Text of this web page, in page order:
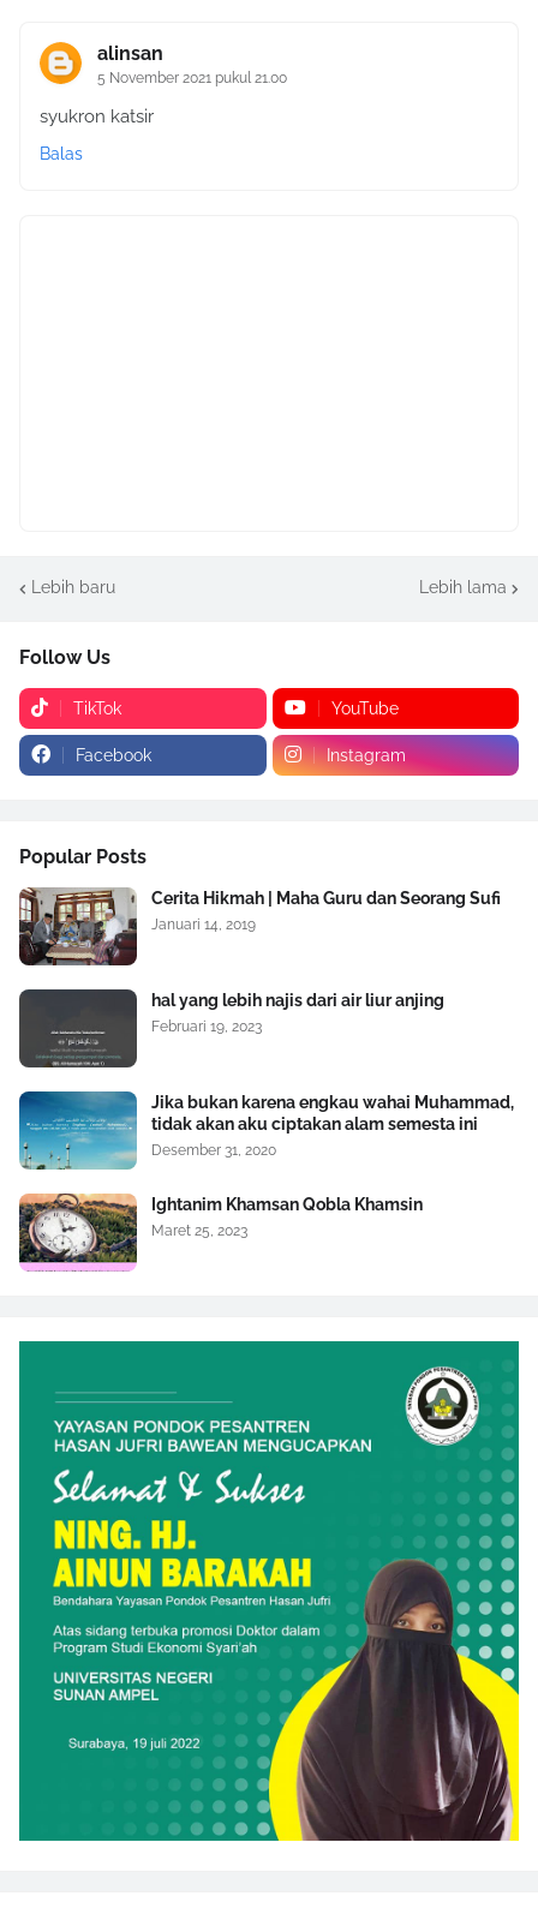
alinsan
5 November 2021 pukul 21.00
syukron katsir
Balas
Lebih baru Lebih lama
Follow Us
TikTok YouTube
Facebook Instagram
Popular Posts
Cerita Hikmah | Maha Guru dan Seorang Sufi
Januari 14, 2019
hal yang lebih najis dari air liur anjing
Februari 19, 2023
Jika bukan karena engkau wahai Muhammad,
tidak akan aku ciptakan alam semesta ini
Desember 31, 2020
Ightanim Khamsan Qobla Khamsin
Maret 25, 2023